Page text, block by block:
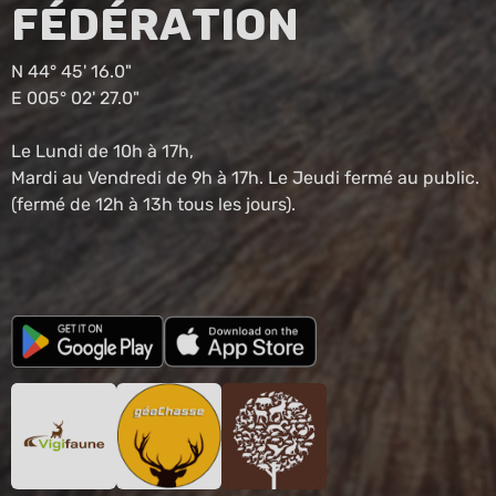
fédération
N 44° 45' 16.0"
E 005° 02' 27.0"
Le Lundi de 10h à 17h,
Mardi au Vendredi de 9h à 17h. Le Jeudi fermé au public.
(fermé de 12h à 13h tous les jours).